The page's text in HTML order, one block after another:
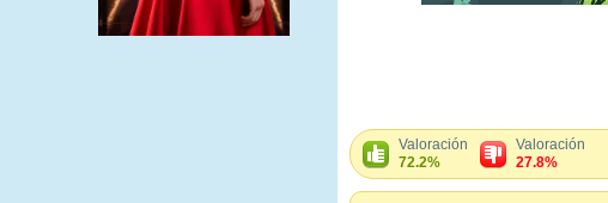
Valoración
72.2%
Valoración
27.8%